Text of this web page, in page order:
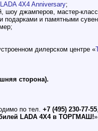
LADA 4X4 Anniversary;
шоу джамперов, мастер-
подарками и памятными
дилерском центре «
сторона).
по тел. +7 (495) 230-77-55
LADA 4X4 в ТОРГМАШ!